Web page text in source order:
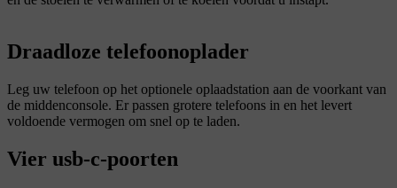
Draadloze telefoonoplader
Leg uw telefoon op het optionele oplaadstation aan de voorkant van
de middenconsole. Er passen grotere telefoons in en het levert
voldoende vermogen om snel op te laden.
Vier usb-c-poorten